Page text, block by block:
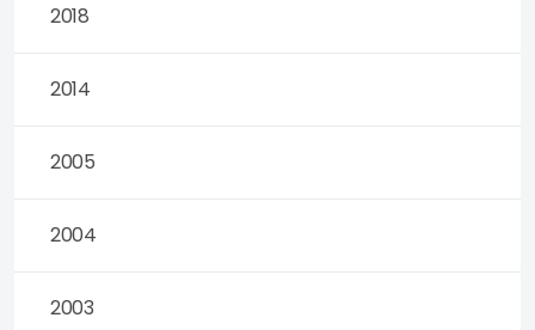
2018
2014
2005
2004
2003